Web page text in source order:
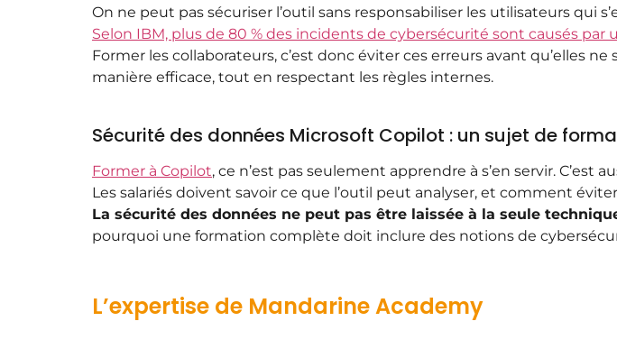
On ne peut pas sécuriser l’outil sans responsabiliser les utilisateurs qui
Selon IBM, plus de 80 % des incidents de cybersécurité sont causés
Former les collaborateurs, c’est donc éviter ces erreurs avant qu’elles
manière efficace, tout en respectant les règles internes.
Sécurité des données Microsoft Copilot : un sujet de
Former à Copilot, ce n’est pas seulement apprendre à s’en servir.
Les salariés doivent savoir ce que l’outil peut analyser, et comment
La sécurité des données ne peut pas être laissée à la seule
pourquoi une formation complète doit inclure des notions de
L’expertise de Mandarine Academy